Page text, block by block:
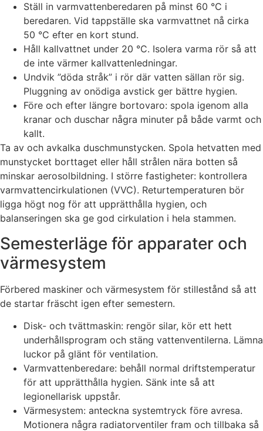
Ställ in varmvattenberedaren på minst 60 °C i
beredaren. Vid tappställe ska varmvattnet nå cirka
50 °C efter en kort stund.
Håll kallvattnet under 20 °C. Isolera varma rör så att
de inte värmer kallvattenledningar.
Undvik ”döda stråk” i rör där vatten sällan rör sig.
Pluggning av onödiga avstick ger bättre hygien.
Före och efter längre bortovaro: spola igenom alla
kranar och duschar några minuter på både varmt och
kallt.
Ta av och avkalka duschmunstycken. Spola hetvatten med
munstycket borttaget eller håll strålen nära botten så
minskar aerosolbildning. I större fastigheter: kontrollera
varmvattencirkulationen (VVC). Returtemperaturen bör
ligga högt nog för att upprätthålla hygien, och
balanseringen ska ge god cirkulation i hela stammen.
Semesterläge för apparater och
värmesystem
Förbered maskiner och värmesystem för stillestånd så att
de startar fräscht igen efter semestern.
Disk- och tvättmaskin: rengör silar, kör ett hett
underhållsprogram och stäng vattenventilerna. Lämna
luckor på glänt för ventilation.
Varmvattenberedare: behåll normal driftstemperatur
för att upprätthålla hygien. Sänk inte så att
legionellarisk uppstår.
Värmesystem: anteckna systemtryck före avresa.
Motionera några radiatorventiler fram och tillbaka så